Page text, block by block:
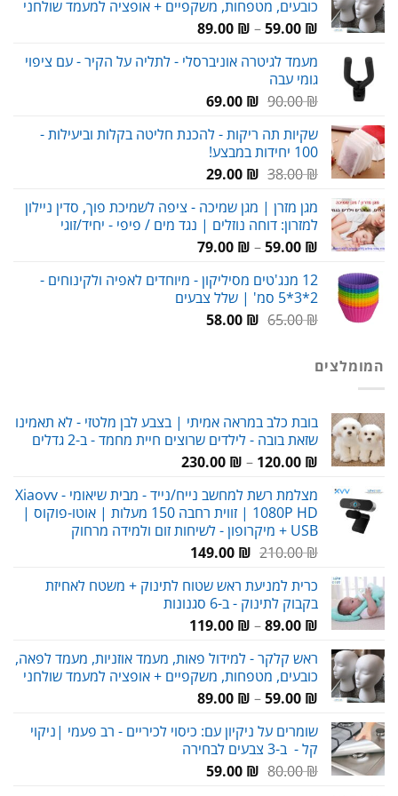
כובעים, מטפחות, משקפיים + אופציה למעמד שולחני
59.00 ₪
–
89.00 ₪
טווח
מעמד לגיטרה אוניברסלי - לתליה על הקיר - עם ציפוי
גומי עבה
90.00₪
המחיר
היה:
90.00 ₪.
69.00 ₪
המחיר
הוא:
שקיות תה ריקות - להכנת חליטה בקלות וביעילות -
100 יחידות במבצע!
38.00₪
המחיר
היה:
38.00 ₪.
29.00 ₪
המחיר
הוא:
29.00 ₪.
מגן מזרן | מגן שמיכה - ציפה לשמיכת פוך, סדין ניילון
למזרון: דוחה נוזלים | נגד מים / פיפי - יחיד/זוגי
59.00 ₪
–
79.00 ₪
טווח
עד
12 מנג'טים מסיליקון - מיוחדים לאפיה ולקינוחים -
2*3*5 סמ' | שלל צבעים
65.00₪
המחיר58.00 ₪
המחיר
המומלצים
בובת כלב במראה אמיתי | בצבע לבן מלטזי - לא תאמינו
שזאת בובה - לילדים שרוצים חיית מחמד - ב-2 גדלים
120.00 ₪
–
230.00 ₪
טווח
עד
מצלמת רשת למחשב נייח/נייד - מבית שיאומי Xiaovv -
1080P HD | זווית רחבה 150 מעלות | אוטו-פוקוס |
USB + מיקרופון - לשיחות זום ולמידה מרחוק
210.00₪
המחיר
היה:
210.00 ₪.
149.00 ₪
המחיר
הוא:
149.00 ₪.
כרית למניעת ראש שטוח לתינוק + משטח לאחיזת
בקבוק לתינוק - ב-6 סגנונות
89.00 ₪
–
119.00 ₪
עד
ראש קלקר - למידול פאות, מעמד אוזניות, מעמד לפאה,
כובעים, מטפחות, משקפיים + אופציה למעמד שולחני
59.00 ₪
–
89.00 ₪
טווח
עד
שומרים על ניקיון עם: כיסוי לכיריים - רב פעמי |ניקוי
קל - ב-3 צבעים לבחירה
80.00₪
המחיר59.00 ₪
המחיר